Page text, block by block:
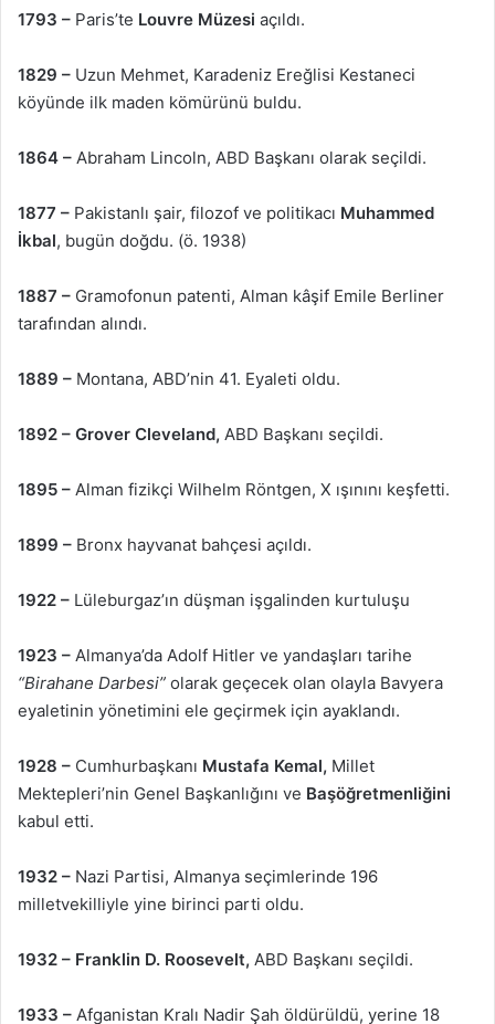
1793 – Paris’te Louvre Müzesi açıldı.
1829 – Uzun Mehmet, Karadeniz Ereğlisi Kestaneci
köyünde ilk maden kömürünü buldu.
1864 – Abraham Lincoln, ABD Başkanı olarak seçildi.
1877 – Pakistanlı şair, filozof ve politikacı Muhammed
İkbal, bugün doğdu. (ö. 1938)
1887 – Gramofonun patenti, Alman kâşif Emile Berliner
tarafından alındı.
1889 – Montana, ABD’nin 41. Eyaleti oldu.
1892 – Grover Cleveland, ABD Başkanı seçildi.
1895 – Alman fizikçi Wilhelm Röntgen, X ışınını keşfetti.
1899 – Bronx hayvanat bahçesi açıldı.
1922 – Lüleburgaz’ın düşman işgalinden kurtuluşu
1923 – Almanya’da Adolf Hitler ve yandaşları tarihe
“Birahane Darbesi” olarak geçecek olan olayla Bavyera
eyaletinin yönetimini ele geçirmek için ayaklandı.
1928 – Cumhurbaşkanı Mustafa Kemal, Millet
Mektepleri’nin Genel Başkanlığını ve Başöğretmenliğini
kabul etti.
1932 – Nazi Partisi, Almanya seçimlerinde 196
milletvekilliyle yine birinci parti oldu.
1932 – Franklin D. Roosevelt, ABD Başkanı seçildi.
1933 – Afganistan Kralı Nadir Şah öldürüldü, yerine 18